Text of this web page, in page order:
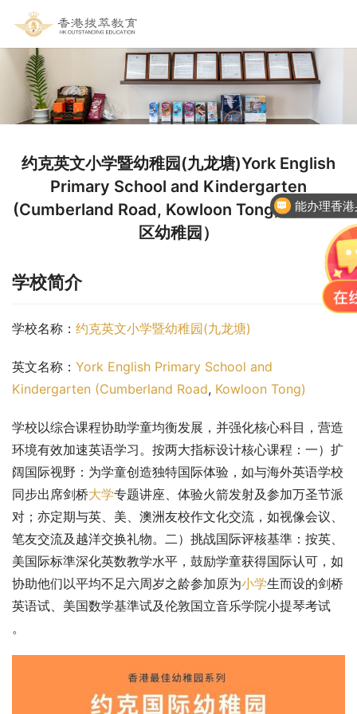
约克英文小学暨幼稚园(九龙塘)York English
Primary School and Kindergarten
(Cumberland Road, Kowloon Tong)（九龙城
区幼稚园）
学校简介
学校名称： 约克英文小学暨幼稚园(九龙塘)
英文名称： York English Primary School and
Kindergarten (Cumberland Road, Kowloon Tong)
学校以综合课程协助学童均衡发展，并强化核心科目，营造
环境有效加速英语学习。按两大指标设计核心课程：一）扩
阔国际视野：为学童创造独特国际体验，如与海外英语学校
同步出席剑桥大学专题讲座、体验火箭发射及参加万圣节派
对；亦定期与英、美、澳洲友校作文化交流，如视像会议、
笔友交流及越洋交换礼物。二）挑战国际评核基準：按英、
美国际标準深化英数教学水平，鼓励学童获得国际认可，如
协助他们以平均不足六周岁之龄参加原为小学生而设的剑桥
英语试、美国数学基準试及伦敦国立音乐学院小提琴考试
。
能办理香